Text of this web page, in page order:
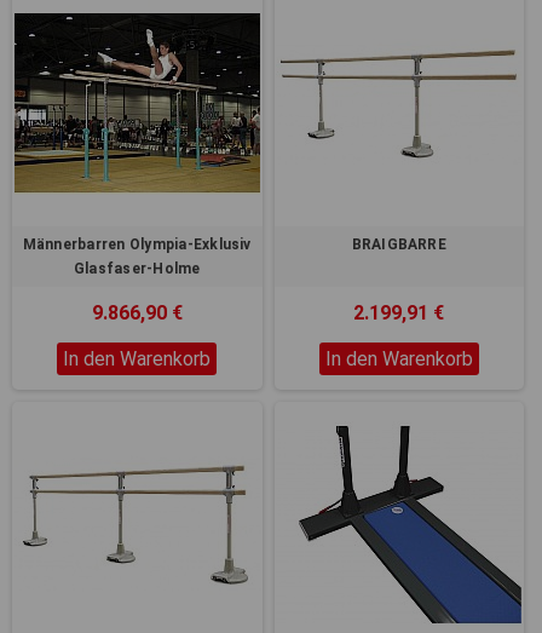
Männerbarren Olympia-Exklusiv
Glasfaser-Holme
9.866,90 €
In den Warenkorb
BRAIGBARRE
2.199,91 €
In den Warenkorb